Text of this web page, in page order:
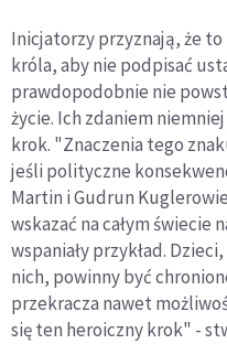
Inicjatorzy przyznają, że
króla, aby nie podpisać
prawdopodobnie nie
życie. Ich zdaniem
krok. "Znaczenia tego
jeśli polityczne
Martin i Gudrun
wskazać na całym świecie
wspaniały przykład.
nich, powinny być
przekracza nawet
się ten heroiczny krok" -